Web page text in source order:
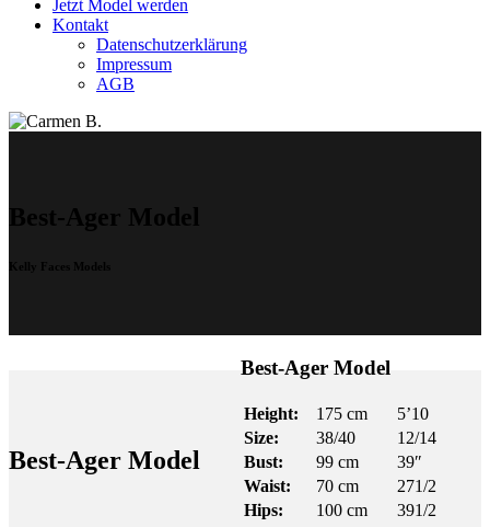
Jetzt Model werden
Kontakt
Datenschutzerklärung
Impressum
AGB
Best-Ager Model
Kelly Faces Models
Best-Ager Model
Height: 175 cm
5’10
Size:
38/40
12/14
Bust:
99 cm
39″
Waist:
70 cm
271/2
Hips:
100 cm
391/2
Best-Ager Model